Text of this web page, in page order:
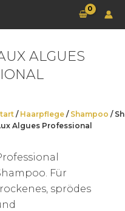
ALGUES
/ Haarpflege / Shampoo /
Algues Professional
Für
sprödes